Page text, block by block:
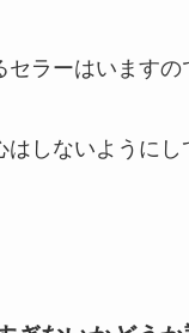
セラーはいますの
しないようにし